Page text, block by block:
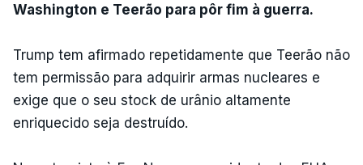
Washington e Teerão para pôr fim à guerra.
Trump tem afirmado repetidamente que Teerão não
tem permissão para adquirir armas nucleares e
exige que o seu stock de urânio altamente
enriquecido seja destruído.